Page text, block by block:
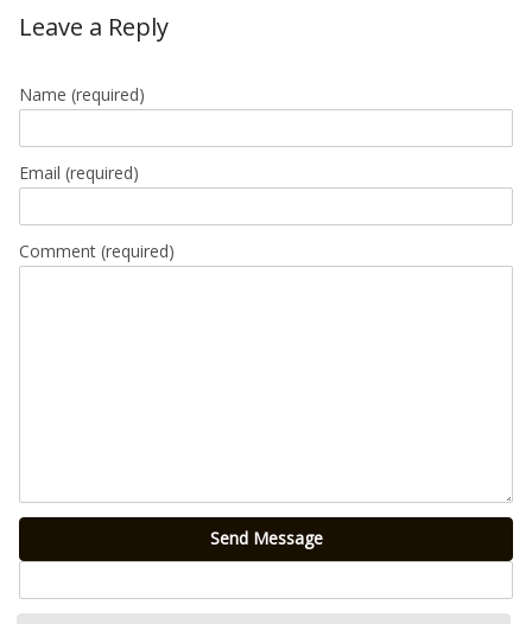
Leave a Reply
Name (required)
Email (required)
Comment (required)
Send Message